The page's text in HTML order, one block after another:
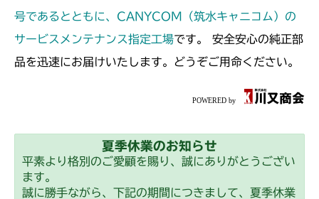
ミッション FIG9 デフシフト
ミッション FIG7 PTO
ミッション FIG9 デフシフト
CMX1804
ミッション FIG9 デフシフト
ミッション FIG7 PTO
CMX2206HC
ミッション FIG7 PTO
CMX2402HC
号であるとともに、CANYCOM（筑水キャニコム）の
サービスメンテナンス指定工場です。 安全安心の純正部
品を迅速にお届けいたします。どうぞご用命ください。
夏季休業のお知らせ
平素より格別のご愛顧を賜り、誠にありがとうござい
ます。
誠に勝手ながら、下記の期間につきまして、夏季休業